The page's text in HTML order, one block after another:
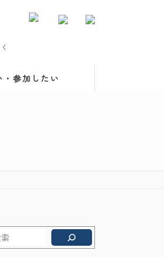
・参加したい